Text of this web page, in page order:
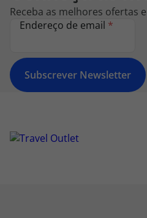
Receba as melhores ofertas
Endereço de email *
Subscrever Newsletter